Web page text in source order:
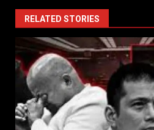
RELATED STORIES